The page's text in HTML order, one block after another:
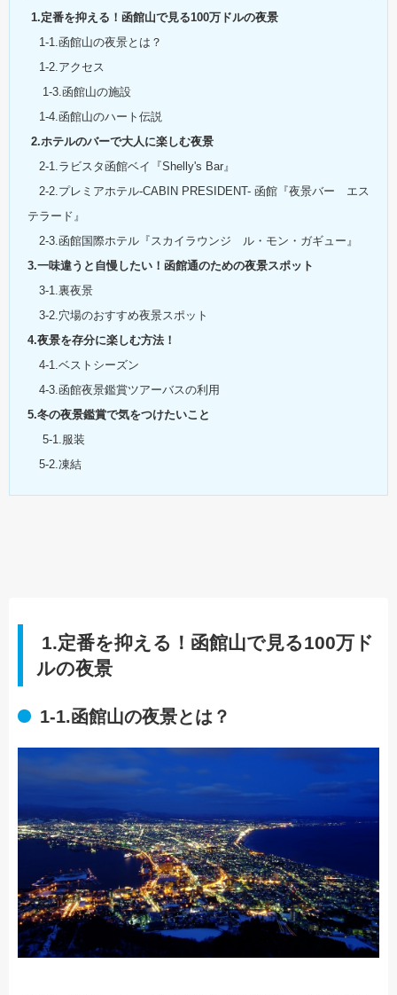
1.定番を抑える！函館山で見る100万ドルの夜景
1-1.函館山の夜景とは？
1-2.アクセス
1-3.函館山の施設
1-4.函館山のハート伝説
2.ホテルのバーで大人に楽しむ夜景
2-1.ラビスタ函館ベイ『Shelly's Bar』
2-2.プレミアホテル-CABIN PRESIDENT- 函館『夜景バー エス
テラード』
2-3.函館国際ホテル『スカイラウンジ ル・モン・ガギュー』
3.一味違うと自慢したい！函館通のための夜景スポット
3-1.裏夜景
3-2.穴場のおすすめ夜景スポット
4.夜景を存分に楽しむ方法！
4-1.ベストシーズン
4-3.函館夜景鑑賞ツアーバスの利用
5.冬の夜景鑑賞で気をつけたいこと
5-1.服装
5-2.凍結
1.定番を抑える！函館山で見る100万ド
ルの夜景
1-1.函館山の夜景とは？